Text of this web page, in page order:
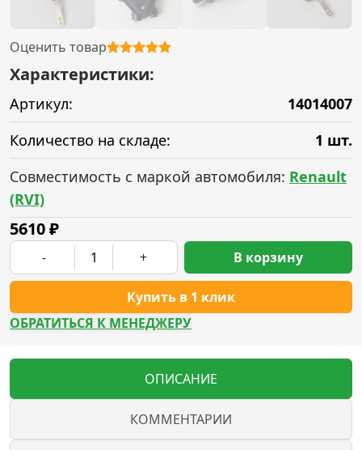
Оценить товар
Характеристики:
Артикул:
14014007
Количество на складе:
1 шт.
Совместимость с маркой автомобиля: Renault
(RVI)
5610₽
- +
Купить в 1 клик
В корзину
ОБРАТИТЬСЯ К МЕНЕДЖЕРУ
ОПИСАНИЕ
КОММЕНТАРИИ